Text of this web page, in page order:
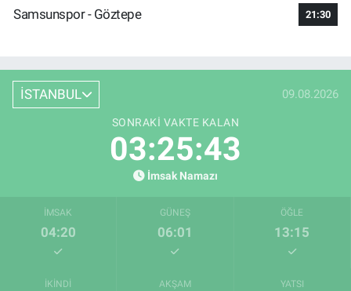
Samsunspor - Göztepe
21:30
İSTANBUL 09.08.2026
SONRAKI VAKTE KALAN
03:25:43
İmsak Namazı
İMSAK
04:20
GÜNEŞ
06:01
ÖĞLE
13:15
İKINDI AKŞAM YATSI